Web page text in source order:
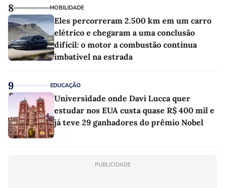
8 MOBILIDADE
Eles percorreram 2.500 km em um carro
elétrico e chegaram a uma conclusão
difícil: o motor a combustão continua
imbatível na estrada
9 EDUCAÇÃO
Universidade onde Davi Lucca quer
estudar nos EUA custa quase R$ 400 mil e
já teve 29 ganhadores do prêmio Nobel
PUBLICIDADE